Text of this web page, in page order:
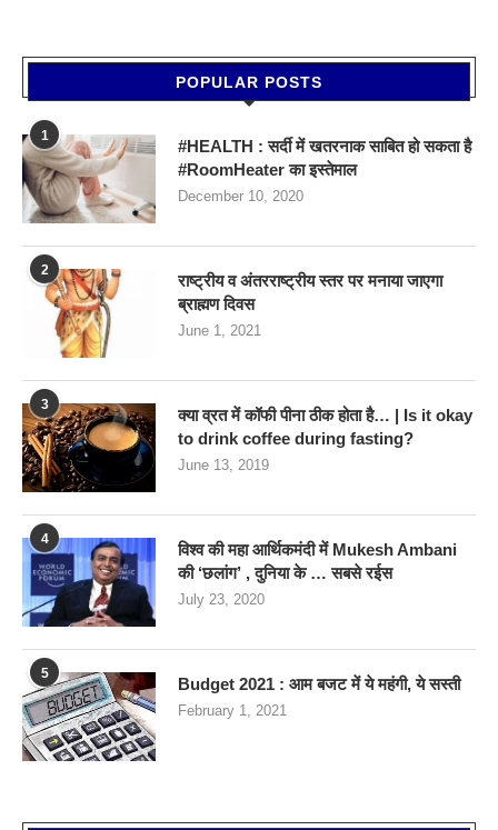
POPULAR POSTS
1
#HEALTH : सर्दी में खतरनाक साबित हो सकता है
#RoomHeater का इस्तेमाल
December 10, 2020
2
राष्ट्रीय व अंतरराष्ट्रीय स्तर पर मनाया जाएगा
ब्राह्मण दिवस
June 1, 2021
3
क्या व्रत में कॉफी पीना ठीक होता है… | Is it okay
to drink coffee during fasting?
June 13, 2019
4
विश्व की महा आर्थिकमंदी में Mukesh Ambani
की ‘छलांग’ , दुनिया के … सबसे रईस
July 23, 2020
5
Budget 2021 : आम बजट में ये महंगी, ये सस्‍ती
February 1, 2021